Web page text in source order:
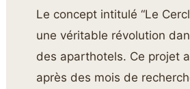
Le concept intitulé “Le
une véritable révolution
des aparthotels. Ce projet
après des mois de